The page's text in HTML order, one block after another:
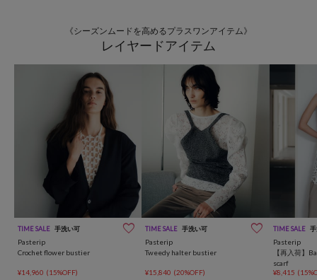
《シーズンムードを高めるプラスワンアイテム》
レイヤードアイテム
TIME SALE 手洗い可
Pasterip
Crochet flower bustier
¥14,960 (15%OFF)
TIME SALE 手洗い可
Pasterip
Tweedy halter bustier
¥15,840 (20%OFF)
TIME SALE
Pasterip
【再入荷】
scarf
¥8,415